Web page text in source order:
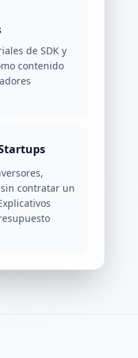
de SDK y
contenido
contratar un